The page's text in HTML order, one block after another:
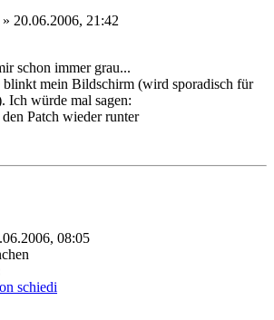
» 20.06.2006, 21:42
schon immer grau...
blinkt mein Bildschirm (wird sporadisch für
Ich würde mal sagen:
Patch wieder runter
08:05
schiedi